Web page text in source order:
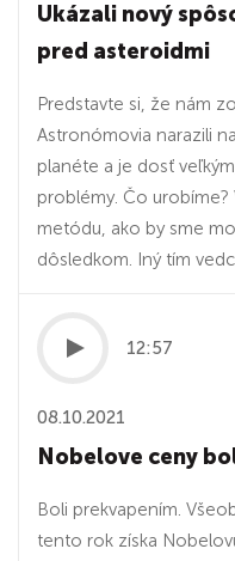
Ukázali nový
pred asteroidmi
Predstavte si, že nám
Astronómovia narazili
planéte a je dosť
problémy. Čo urobíme?
metódu, ako by sme
dôsledkom. Iný tím
12:57
08.10.2021
Nobelove ceny
Boli prekvapením.
tento rok získa